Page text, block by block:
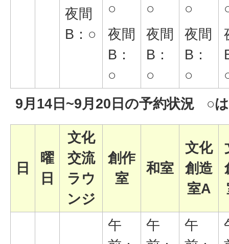
夜間
B：○
○
夜間
B：
○
○
夜間
B：
○
○
夜間
B：
○
9月14日~9月20日の予約状況 ○
日
曜
日
文化
交流
ラウ
ンジ
創作
室
和室
文化
創造
室A
午
午
午